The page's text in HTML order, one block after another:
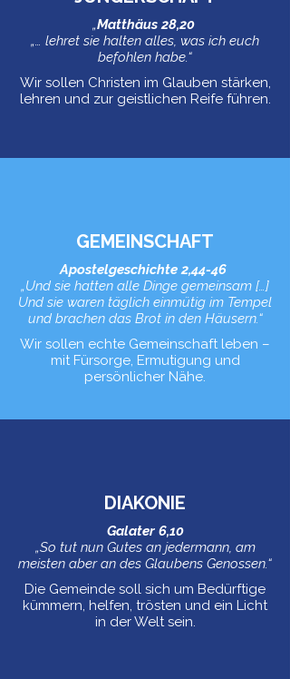
„Matthäus 28,20
„… lehret sie halten alles, was ich euch
befohlen habe.“
Wir sollen Christen im Glauben stärken,
lehren und zur geistlichen Reife führen.
GEMEINSCHAFT
Apostelgeschichte 2,44-46
„Und sie hatten alle Dinge gemeinsam […]
Und sie waren täglich einmütig im Tempel
und brachen das Brot in den Häusern.“
Wir sollen echte Gemeinschaft leben –
mit Fürsorge, Ermutigung und
persönlicher Nähe.
DIAKONIE
Galater 6,10
„So tut nun Gutes an jedermann, am
meisten aber an des Glaubens Genossen.“
Die Gemeinde soll sich um Bedürftige
kümmern, helfen, trösten und ein Licht
in der Welt sein.